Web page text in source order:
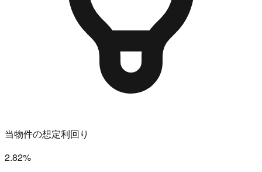
当物件の想定利回り
2.82%